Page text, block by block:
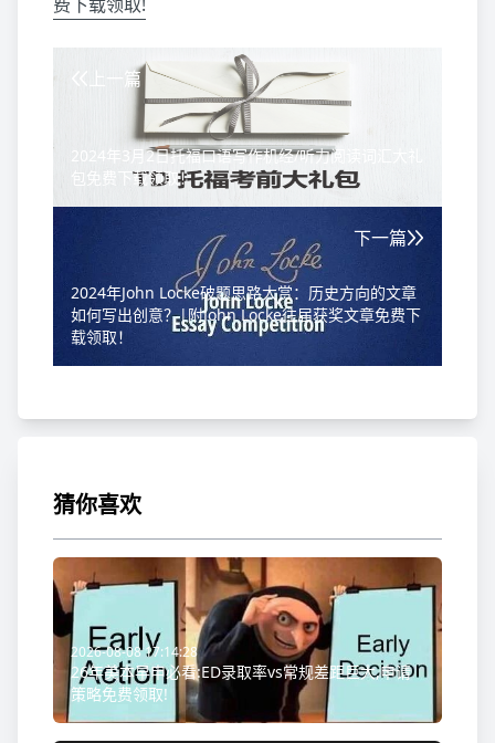
上一篇
2024年3月2日托福口语写作机经/听力阅读词汇大礼
包免费下载领取！
下一篇
2024年John Locke破题思路大赏：历史方向的文章
如何写出创意？|附John Locke往届获奖文章免费下
载领取！
猜你喜欢
2026-08-08 17:14:28
26年美本早申必看:ED录取率vs常规差距巨大,申请
策略免费领取!